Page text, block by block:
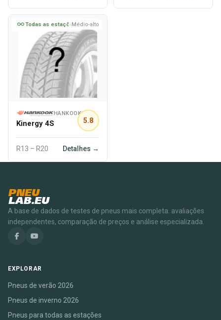
Todas as estaçõesMédio-alto
HANKOOK
Kinergy 4S 5.8
R13 – R20 Detalhes →
PNEU
LAB.EU
A base de dados de testes de pneus mais completa. avaliações
independentes, comparação de preços e análise especializada.
EXPLORAR
Pneus de verão 2026
Pneus de inverno 2026
Pneus para todas as estações